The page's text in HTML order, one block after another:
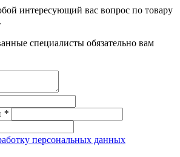
интересующий вас вопрос по товару
специалисты обязательно вам
*
персональных данных